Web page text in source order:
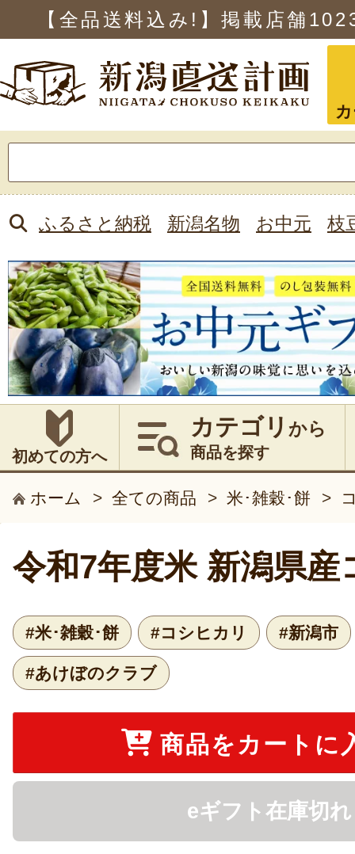
【全品送料込み!】掲載店舗
索:
ふるさと納税 新潟名物 お中元 枝
初めての方へ
カテゴリ から
商品を探す
ホーム > 全ての商品 > 米･雑穀･餅 >
令和7年度米 新潟県産
#米･雑穀･餅 #コシヒカリ #新潟市
#あけぼのクラブ
商品をカートに
eギフト在庫切れ